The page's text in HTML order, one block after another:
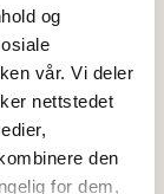
og
vår. Vi deler
nettstedet
den
for dem,
hver onsdag